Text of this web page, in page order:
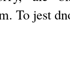
To jest